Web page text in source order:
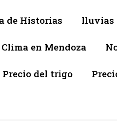
de Historias lluvias
Clima en Mendoza
Precio del trigo